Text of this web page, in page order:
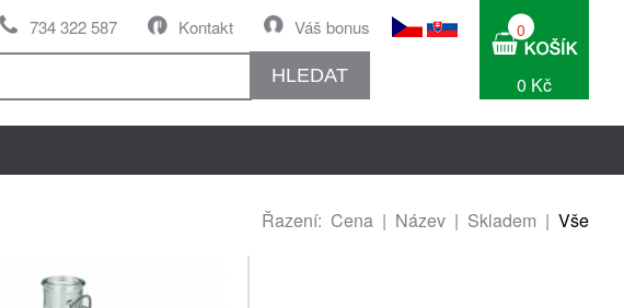
Váš bonus
Kontakt
734 322 587
HLEDAT
0
0 Kč
Řazení: Cena | Název | Skladem | Vše